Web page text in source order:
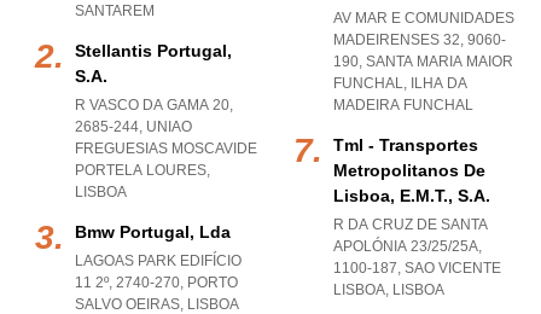
SANTAREM
Stellantis Portugal,
S.a.
R VASCO DA GAMA 20,
2685-244, UNIAO
FREGUESIAS MOSCAVIDE
PORTELA LOURES,
LISBOA
Bmw Portugal, Lda
LAGOAS PARK EDIFÍCIO
11 2º, 2740-270, PORTO
SALVO OEIRAS, LISBOA
AV MAR E COMUNIDADES
MADEIRENSES 32, 9060-
190, SANTA MARIA MAIOR
FUNCHAL, ILHA DA
MADEIRA FUNCHAL
Tml - Transportes
Metropolitanos De
Lisboa, E.m.t., S.a.
R DA CRUZ DE SANTA
APOLÓNIA 23/25/25A,
1100-187, SAO VICENTE
LISBOA, LISBOA